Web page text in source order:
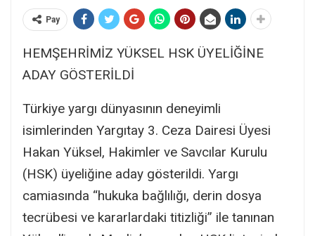
Pay
HEMŞEHRİMİZ YÜKSEL HSK ÜYELİĞİNE
ADAY GÖSTERİLDİ
Türkiye yargı dünyasının deneyimli
isimlerinden Yargıtay 3. Ceza Dairesi Üyesi
Hakan Yüksel, Hakimler ve Savcılar Kurulu
(HSK) üyeliğine aday gösterildi. Yargı
camiasında “hukuka bağlılığı, derin dosya
tecrübesi ve kararlardaki titizliği” ile tanınan